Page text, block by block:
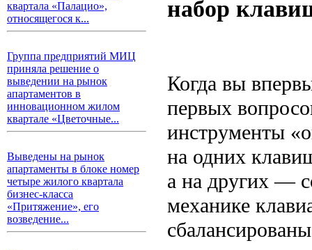
квартала «Палацио»,
относящегося к...
Группа предприятий МИЦ
приняла решение о
выведении на рынок
апартаментов в
инновационном жилом
квартале «Цветочные...
Выведены на рынок
апартаменты в блоке номер
четыре жилого квартала
бизнес-класса
«Притяжение», его
возведение...
набор
Когда вы
первых
инструменты
на одних
а на других —
механике